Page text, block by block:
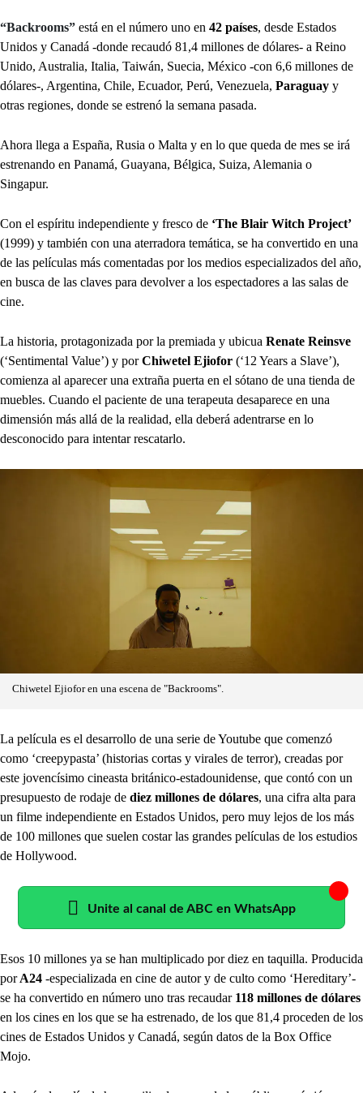
“Backrooms” está en el número uno en 42 países, desde Estados
Unidos y Canadá -donde recaudó 81,4 millones de dólares- a Reino
Unido, Australia, Italia, Taiwán, Suecia, México -con 6,6 millones de
dólares-, Argentina, Chile, Ecuador, Perú, Venezuela, Paraguay y
otras regiones, donde se estrenó la semana pasada.
Ahora llega a España, Rusia o Malta y en lo que queda de mes se irá
estrenando en Panamá, Guayana, Bélgica, Suiza, Alemania o
Singapur.
Con el espíritu independiente y fresco de ‘The Blair Witch Project’
(1999) y también con una aterradora temática, se ha convertido en una
de las películas más comentadas por los medios especializados del año,
en busca de las claves para devolver a los espectadores a las salas de
cine.
La historia, protagonizada por la premiada y ubicua Renate Reinsve
(‘Sentimental Value’) y porChiwetel Ejiofor (‘12 Years a Slave’),
comienza al aparecer una extraña puerta en el sótano de una tienda de
muebles. Cuando el paciente de una terapeuta desaparece en una
dimensión más allá de la realidad, ella deberá adentrarse en lo
desconocido para intentar rescatarlo.
Chiwetel Ejiofor en una escena de "Backrooms".
La película es el desarrollo de una serie de Youtube que comenzó
como ‘creepypasta’ (historias cortas y virales de terror), creadas por
este jovencísimo cineasta británico-estadounidense, que contó con un
presupuesto de rodaje de diez millones de dólares, una cifra alta para
un filme independiente en Estados Unidos, pero muy lejos de los más
de 100 millones que suelen costar las grandes películas de los estudios
de Hollywood.
Unite al canal de ABC en WhatsApp
Esos 10 millones ya se han multiplicado por diez en taquilla. Producida
porA24 -especializada en cine de autor y de culto como ‘Hereditary’-
se ha convertido en número uno tras recaudar118 millones de dólares
en los cines en los que se ha estrenado, de los que 81,4 proceden de los
cines de Estados Unidos y Canadá, según datos de la Box Office
Mojo.